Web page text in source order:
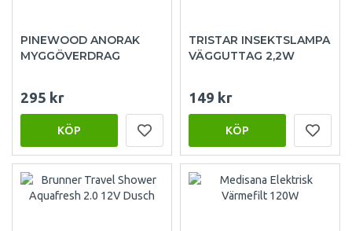
PINEWOOD ANORAK
MYGGÖVERDRAG
295 kr
KÖP
TRISTAR INSEKTSLAMPA
VÄGGUTTAG 2,2W
149 kr
KÖP